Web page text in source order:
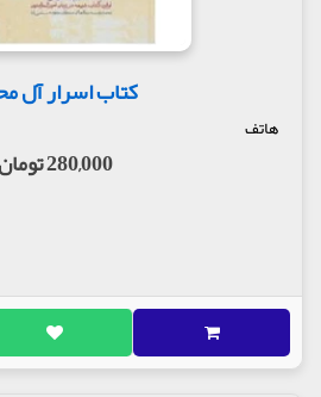
علامه حلی در خلاصة الاقوال، بعد
در موارد فاسد کتاب باید توقف کرد
ابن داوود حلی در کتاب رجال خویش
محمدتقی شوشتری در قاموس الرجال
غضائری مبنی بر موضوع بودن این
این کتاب آشفتگی و تدلیس به
انگیزه تألیف
سلیم در ابتدای ورود به شهر
روبرو شد که هر مسلمانی از
بسا همین حوادث انگیزه‌ای برای
کتاب اسرار آل
هاتف
280,000 تومان